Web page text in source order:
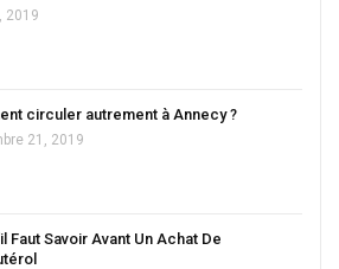
2019
circuler autrement à Annecy ?
21, 2019
Faut Savoir Avant Un Achat De